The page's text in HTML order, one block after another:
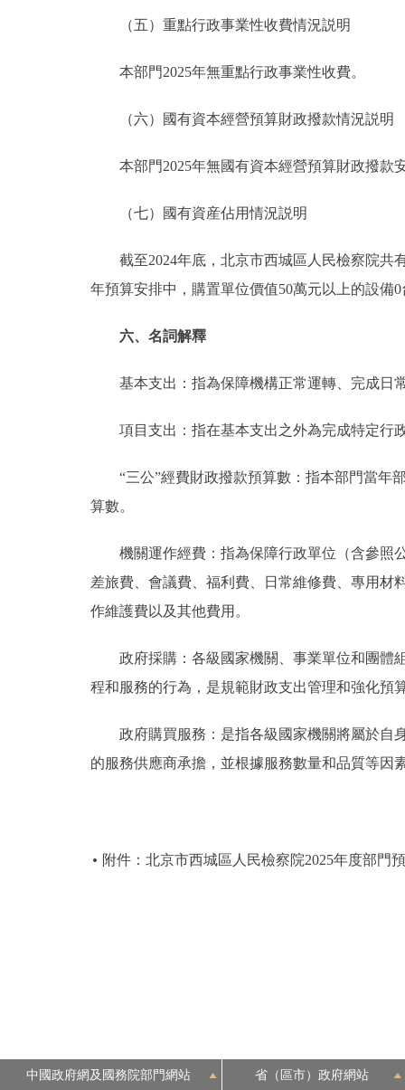
（五）重點行政事業性收費情況説明
本部門2025年無重點行政事業性收費。
（六）國有資本經營預算財政撥款情況説明
本部門2025年無國有資本經營預算財政撥款
（七）國有資産佔用情況説明
截至2024年底，北京市西城區人民檢察院共有
年預算安排中，購置單位價值50萬元以上的設備
六、名詞解釋
基本支出：指為保障機構正常運轉、完成日
項目支出：指在基本支出之外為完成特定行
“三公”經費財政撥款預算數：指本部門當年部
算數。
機關運作經費：指為保障行政單位（含參照公
差旅費、會議費、福利費、日常維修費、專用材
作維護費以及其他費用。
政府採購：各級國家機關、事業單位和團體組
程和服務的行為，是規範財政支出管理和強化預
政府購買服務：是指各級國家機關將屬於自身
的服務供應商承擔，並根據服務數量和品質等因
附件：北京市西城區人民檢察院2025年度部門
中國政府網及國務院部門網站 省（區市）政府網站